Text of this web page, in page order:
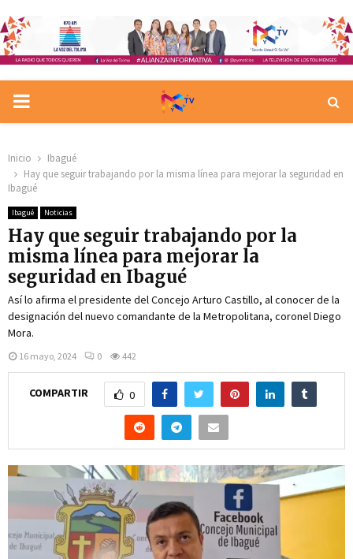
PRIMARY
Inicio
Ibagué
Hay que seguir trabajando por la misma línea para mejorar la seguridad en
Ibagué
Ibagué Noticias
Hay que seguir trabajando por la
misma línea para mejorar la
seguridad en Ibagué
Así lo afirma el presidente del Concejo Arturo Castillo, al conocer de la
designación del nuevo comandante de la Metropolitana, coronel Diego
Mora.
16 mayo, 2024 0 442
COMPARTIR 0